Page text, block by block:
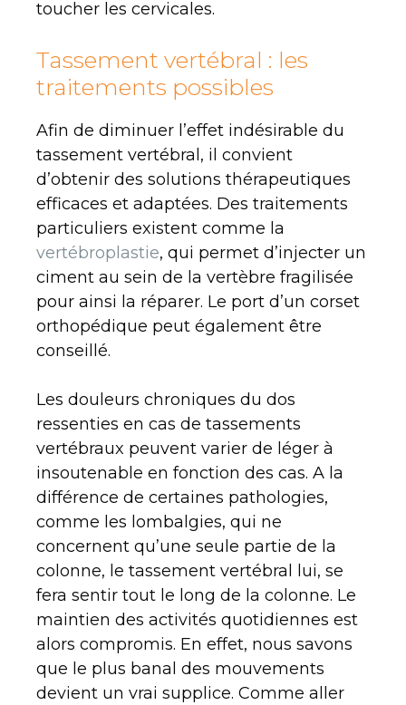
toucher les cervicales.
Tassement vertébral : les
traitements possibles
Afin de diminuer l’effet indésirable du
tassement vertébral, il convient
d’obtenir des solutions thérapeutiques
efficaces et adaptées. Des traitements
particuliers existent comme la
vertébroplastie, qui permet d’injecter un
ciment au sein de la vertèbre fragilisée
pour ainsi la réparer. Le port d’un corset
orthopédique peut également être
conseillé.
Les douleurs chroniques du dos
ressenties en cas de tassements
vertébraux peuvent varier de léger à
insoutenable en fonction des cas. A la
différence de certaines pathologies,
comme les lombalgies, qui ne
concernent qu’une seule partie de la
colonne, le tassement vertébral lui, se
fera sentir tout le long de la colonne. Le
maintien des activités quotidiennes est
alors compromis. En effet, nous savons
que le plus banal des mouvements
devient un vrai supplice. Comme aller